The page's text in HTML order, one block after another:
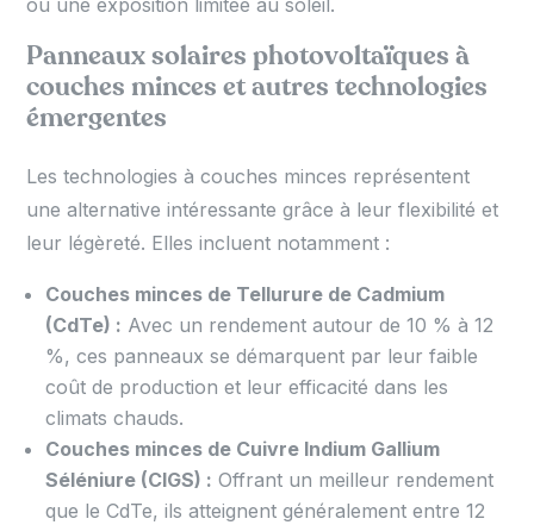
ou une exposition limitée au soleil.
Panneaux solaires photovoltaïques à
couches minces et autres technologies
émergentes
Les technologies à couches minces représentent
une alternative intéressante grâce à leur flexibilité et
leur légèreté. Elles incluent notamment :
Couches minces de Tellurure de Cadmium
(CdTe) : Avec un rendement autour de 10 % à 12
%, ces panneaux se démarquent par leur faible
coût de production et leur efficacité dans les
climats chauds.
Couches minces de Cuivre Indium Gallium
Séléniure (CIGS) : Offrant un meilleur rendement
que le CdTe, ils atteignent généralement entre 12